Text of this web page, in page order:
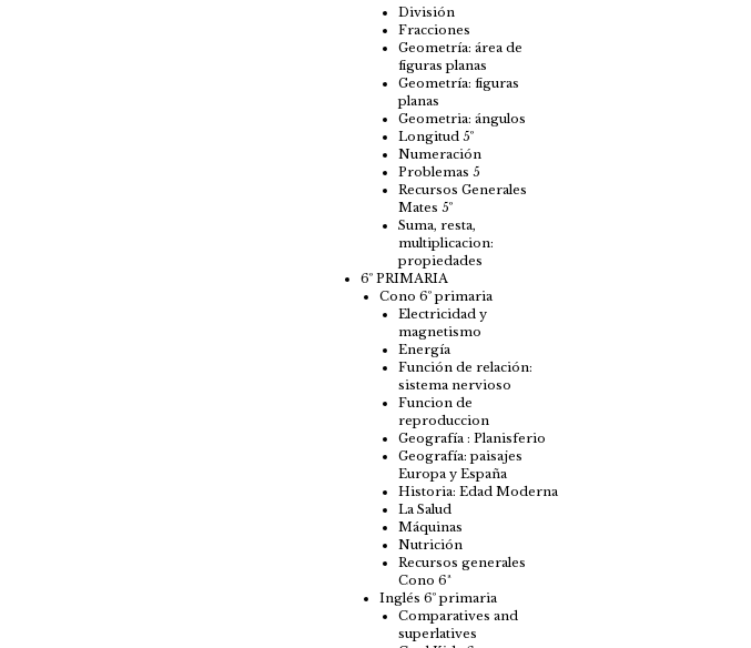
División
Fracciones
Geometría: área de
figuras planas
Geometría: figuras
planas
Geometria: ángulos
Longitud 5º
Numeración
Problemas 5
Recursos Generales
Mates 5º
Suma, resta,
multiplicacion:
propiedades
6º PRIMARIA
Cono 6º primaria
Electricidad y
magnetismo
Energía
Función de relación:
sistema nervioso
Funcion de
reproduccion
Geografía : Planisferio
Geografía: paisajes
Europa y España
Historia: Edad Moderna
La Salud
Máquinas
Nutrición
Recursos generales
Cono 6ª
Inglés 6º primaria
Comparatives and
superlatives